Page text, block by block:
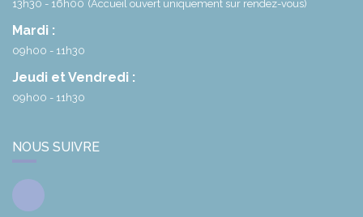
13h30 - 16h00 (Accueil ouvert uniquement sur rendez-vous)
Mardi :
09h00 - 11h30
Jeudi et Vendredi :
09h00 - 11h30
NOUS SUIVRE
Facebook